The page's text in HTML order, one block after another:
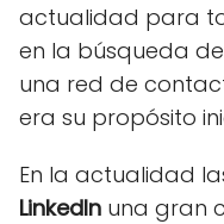
actualidad para
en la búsqueda
una red de
era su propósito
En la actualidad
LinkedIn una gran